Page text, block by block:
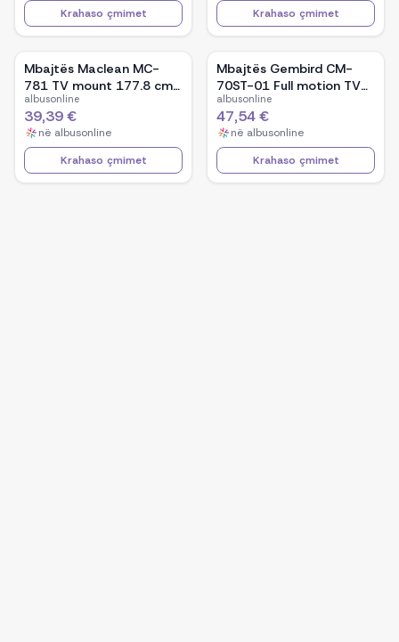
Krahaso çmimet
Krahaso çmimet
Mbajtës Maclean MC-
781 TV mount 177.8 cm
(70&quot;)
albusonline
39,39 €
në albusonline
Krahaso çmimet
Mbajtës Gembird CM-
70ST-01 Full motion TV
ceiling mount/ 32&quot;
- 70&quot;/ 50kg
albusonline
47,54 €
në albusonline
Krahaso çmimet